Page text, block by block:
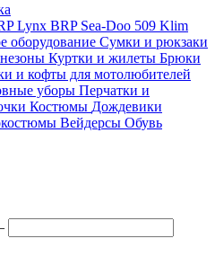
Lynx BRP Sea-Doo 509 Klim
оборудование Сумки и рюкзаки
Куртки и жилеты Брюки
и кофты для мотолюбителей
уборы Перчатки и
Костюмы Дождевики
Вейдерсы Обувь